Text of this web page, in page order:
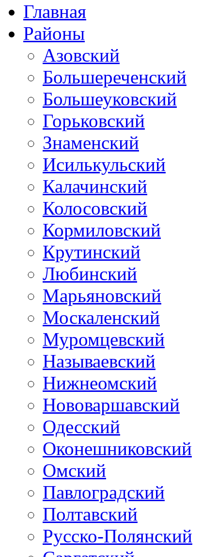
Главная
Районы
Азовский
Большереченский
Большеуковский
Горьковский
Знаменский
Исилькульский
Калачинский
Колосовский
Кормиловский
Крутинский
Любинский
Марьяновский
Москаленский
Муромцевский
Называевский
Нижнеомский
Нововаршавский
Одесский
Оконешниковский
Омский
Павлоградский
Полтавский
Русско-Полянский